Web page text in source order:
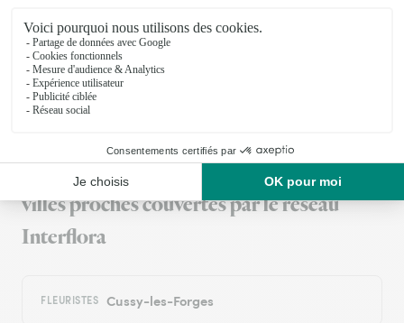
21/06/2026
Trustpilot Échantillon d'avis clients fourni via Trustpilot.
les avis de la marque Interflora sur Trustpilot
Livraison de fleurs à Magny et autour : les
villes proches couvertes par le réseau
Interflora
FLEURISTES Cussy-les-Forges